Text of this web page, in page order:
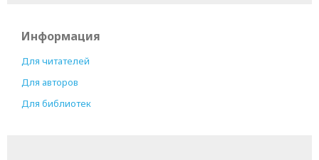
Информация
Для читателей
Для авторов
Для библиотек